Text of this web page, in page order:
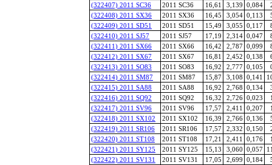
(322407) 2011 SC36
2011 SC36 16,61 3,139 0,084
(322408) 2011 SX36
2011 SX36 16,45 3,054 0,113
(322409) 2011 SD51
2011 SD51 15,49 3,055 0,117
(322410) 2011 SJ57
2011 SJ57 17,19 2,314 0,047
(322411) 2011 SX66
2011 SX66 16,42 2,787 0,099
(322412) 2011 SX67
2011 SX67 16,81 2,452 0,138
(322413) 2011 SO83
2011 SO83 16,92 2,777 0,105
(322414) 2011 SM87
2011 SM87 15,87 3,108 0,141
(322415) 2011 SA88
2011 SA88 16,92 2,768 0,134
(322416) 2011 SQ92
2011 SQ92 16,32 2,726 0,023
(322417) 2011 SV96
2011 SV96 17,57 2,411 0,207
(322418) 2011 SX102
2011 SX102 16,39 2,766 0,136
(322419) 2011 SR106
2011 SR106 17,57 2,332 0,150
(322420) 2011 ST108
2011 ST108 17,21 2,411 0,176
(322421) 2011 SY125
2011 SY125 15,13 3,060 0,057
(322422) 2011 SV131
2011 SV131 17,05 2,699 0,184